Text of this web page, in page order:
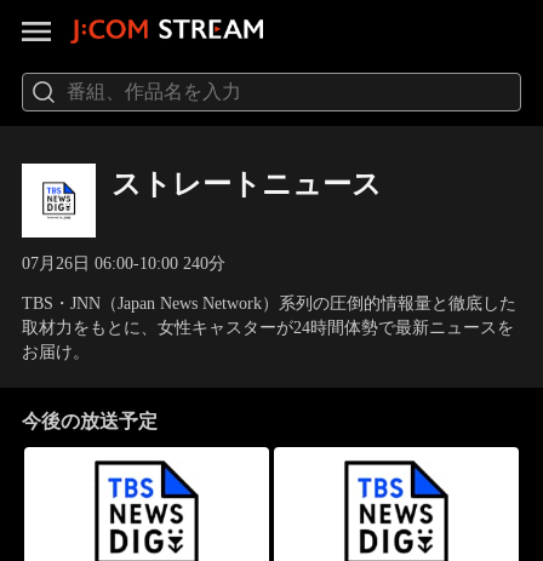
ストレートニュース
07月26日 06:00-10:00 240分
TBS・JNN（Japan News Network）系列の圧倒的情報量と徹底した
取材力をもとに、女性キャスターが24時間体勢で最新ニュースを
お届け。
今後の放送予定